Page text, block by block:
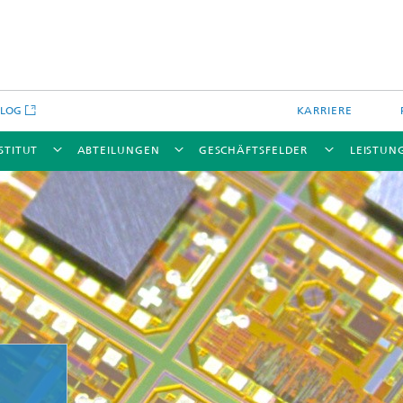
KARRIERE
ABTEILUNGEN GESCHÄFTSFELDER